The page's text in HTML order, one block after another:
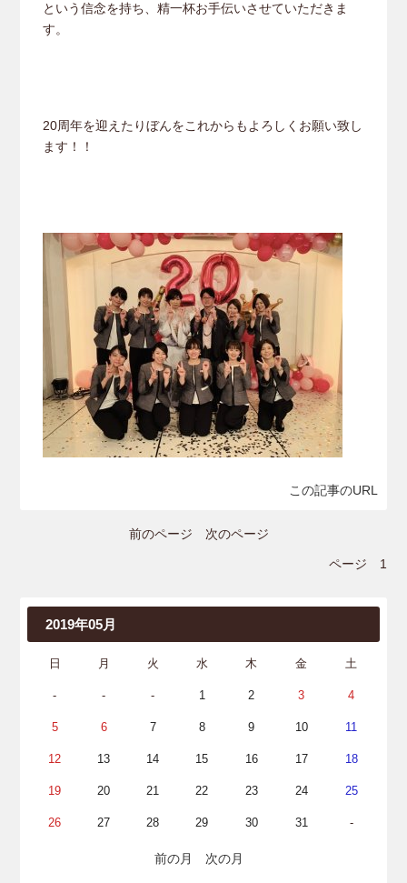
という信念を持ち、精一杯お手伝いさせていただきま
す。
20周年を迎えたりぼんをこれからもよろしくお願い致し
ます！！
この記事のURL
前のページ 次のページ
ページ 1
2019年05月
日 月 火 水 木 金 土
- - - 1 2 3 4
5 6 7 8 9 10 11
12 13 14 15 16 17 18
19 20 21 22 23 24 25
26 27 28 29 30 31 -
前の月 次の月